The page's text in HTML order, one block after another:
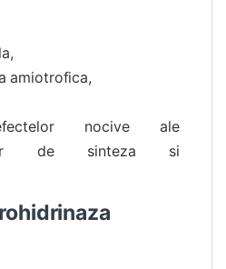
amiotrofica,
nocive ale
de sinteza si